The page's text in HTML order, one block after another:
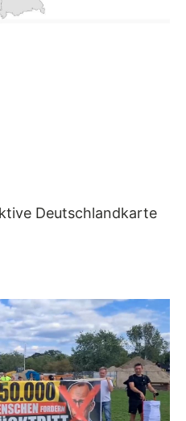
Deutschlandkarte